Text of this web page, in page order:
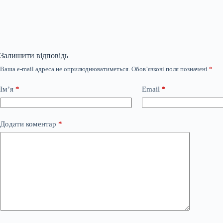
Залишити відповідь
Ваша e-mail адреса не оприлюднюватиметься. Обов’язкові поля позначені *
Ім’я * Email *
Додати коментар *